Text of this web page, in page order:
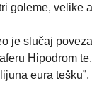
goleme, velike
je slučaj
Hipodrom
eura